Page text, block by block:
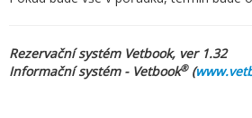
Rezervační systém Vetbook, ver 1.32
Informační systém - Vetbook®(